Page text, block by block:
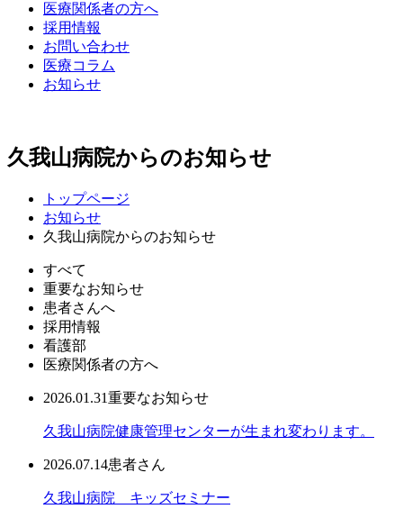
医療関係者の方へ
採用情報
お問い合わせ
医療コラム
お知らせ
久我山病院からのお知らせ
トップページ
お知らせ
久我山病院からのお知らせ
すべて
重要なお知らせ
患者さんへ
採用情報
看護部
医療関係者の方へ
2026.01.31重要なお知らせ
久我山病院健康管理センターが生まれ変わります。
2026.07.14患者さん
久我山病院 キッズセミナー